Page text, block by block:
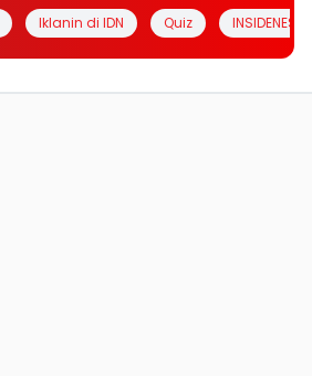
Iklanin di IDN Quiz INSIDENESIA